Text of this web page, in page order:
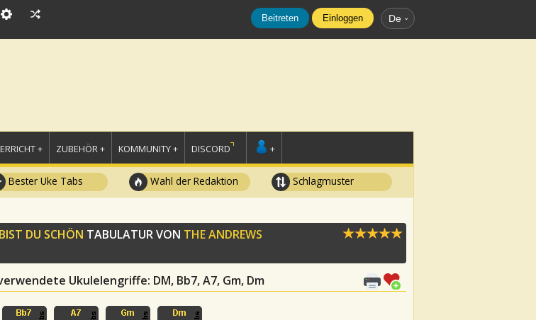
Beitreten Einloggen De
+ ZUBEHÖR + KOMMUNITY + DISCORD +
Bester Uke Tabs Wahl der Redaktion Schlagmuster
DU SCHÖN TABULATUR VON THE ANDREWS
Ukulelengriffe: DM, Bb7, A7, Gm, Dm